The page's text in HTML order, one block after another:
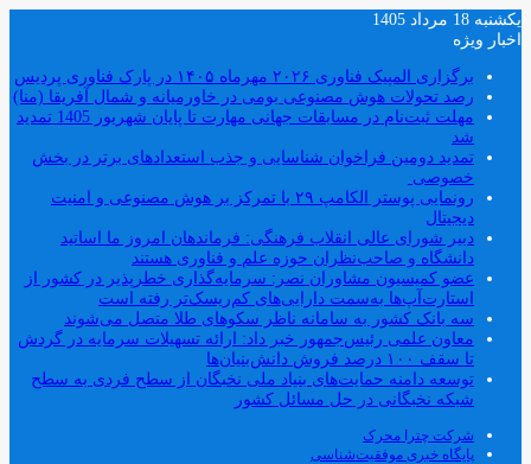
یکشنبه 18 مرداد 1405
اخبار ویژه
برگزاری المپیک فناوری ۲۰۲۶ مهرماه ۱۴۰۵ در پارک فناوری پردیس
رصد تحولات هوش مصنوعی بومی در خاورمیانه و شمال آفریقا (منا)
مهلت ثبت‌نام در مسابقات جهانی مهارت تا پایان شهریور 1405 تمدید
شد
تمدید دومین فراخوان شناسایی و جذب استعدادهای برتر در بخش
خصوصی
رونمایی پوستر الکامپ ۲۹ با تمرکز بر هوش مصنوعی و امنیت
دیجیتال
دبیر شورای عالی انقلاب فرهنگی: فرماندهان امروز ما اساتید
دانشگاه و صاحب‌نظران حوزه علم و فناوری هستند
عضو کمیسیون مشاوران نصر: سرمایه‌گذاری خطرپذیر در کشور از
استارت‌آپ‌ها به‌سمت دارایی‌های کم‌ریسک‌تر رفته است
سه بانک کشور به سامانه ناظر سکوهای طلا متصل می‌شوند
معاون علمی رئیس‌جمهور خبر داد: ارائه تسهیلات سرمایه در گردش
تا سقف ۱۰۰ درصد فروش دانش‌بنیان‌ها
توسعه دامنه حمایت‌های بنیاد ملی نخبگان از سطح فردی به سطح
شبکه نخبگانی در حل مسائل کشور
شرکت چترا محرک
پایگاه خبری موفقیت‌شناسی